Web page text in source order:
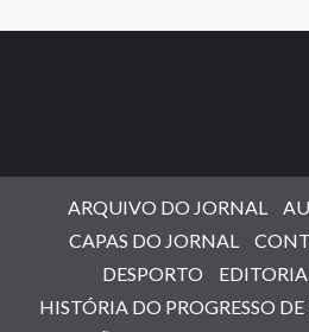
ARQUIVO DO JORNAL
CAPAS DO JORNAL
DESPORTO
HISTÓRIA DO PROGRESSO DE